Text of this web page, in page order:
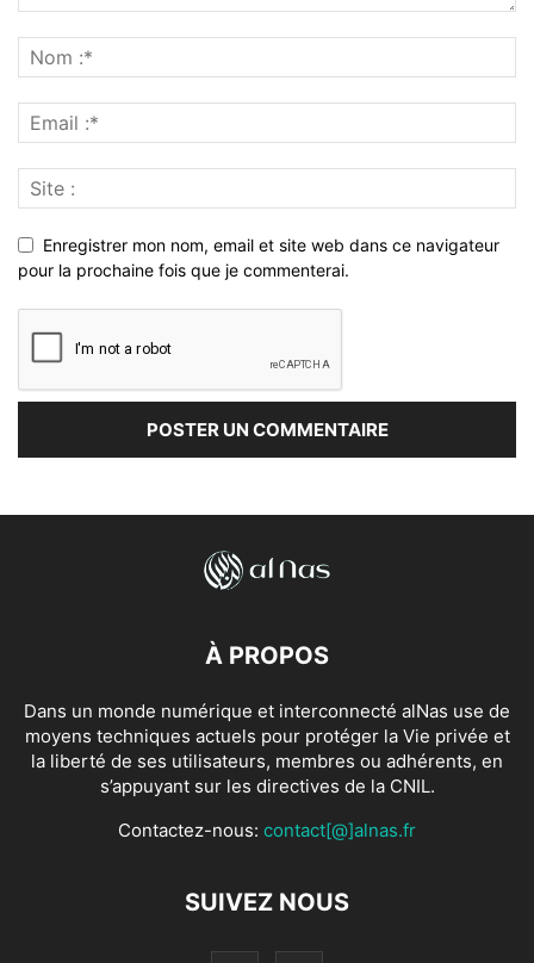
Enregistrer mon nom, email et site web dans ce navigateur
pour la prochaine fois que je commenterai.
À PROPOS
Dans un monde numérique et interconnecté alNas use de
moyens techniques actuels pour protéger la Vie privée et
la liberté de ses utilisateurs, membres ou adhérents, en
s’appuyant sur les directives de la CNIL.
Contactez-nous: contact[@]alnas.fr
SUIVEZ NOUS